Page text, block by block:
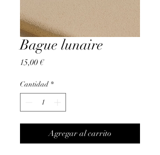
Bague lunaire
15,00 €Precio
Cantidad *
Agregar al carrito